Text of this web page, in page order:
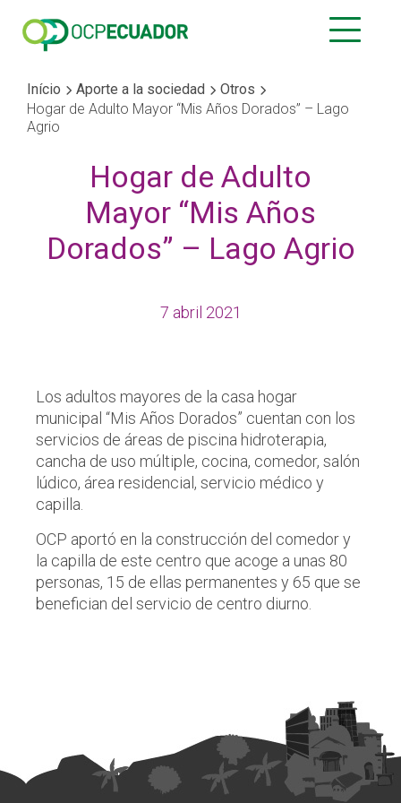
Início Aporte a la sociedad
Otros
Hogar de Adulto Mayor “Mis Años Dorados” – Lago
Agrio
Hogar de Adulto
Mayor “Mis Años
Dorados” – Lago Agrio
7 abril 2021
Los adultos mayores de la casa hogar
municipal “Mis Años Dorados” cuentan con los
servicios de áreas de piscina hidroterapia,
cancha de uso múltiple, cocina, comedor, salón
lúdico, área residencial, servicio médico y
capilla.
OCP aportó en la construcción del comedor y
la capilla de este centro que acoge a unas 80
personas, 15 de ellas permanentes y 65 que se
benefician del servicio de centro diurno.